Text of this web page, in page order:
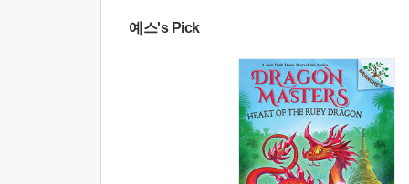
예스's Pick